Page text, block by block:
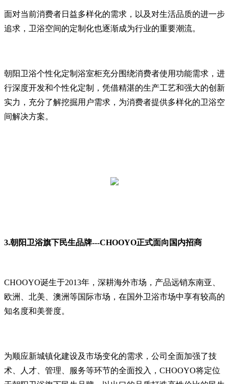
面对当前消费者日益多样化的需求，以及对生活品质的进一步
追求，卫浴空间的定制化也逐渐成为行业的重要潮流。
朝阳卫浴个性化定制浴室柜充分围绕消费者使用功能需求，进
行深度开发和个性化定制，凭借精湛的生产工艺和强大的创新
实力，充分了解挖掘用户需求，为消费者提供多样化的卫浴空
间解决方案。
3.朝阳卫浴旗下民生品牌---CHOOYO正式面向国内招商
CHOOYO诞生于2013年，深耕海外市场，产品远销东南亚、
欧洲、北美、澳洲等国际市场，在国外卫浴市场中享有较高的
知名度和美誉度。
为顺应新城镇化建设及市场变化的需求，公司全面加强了技
术、人才、管理、服务等环节的全面投入，CHOOYO将定位